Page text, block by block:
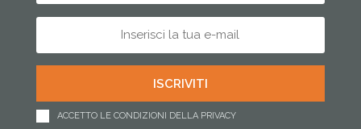
ACCETTO LE CONDIZIONI DELLA PRIVACY